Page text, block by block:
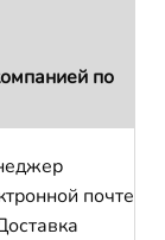
по
почте